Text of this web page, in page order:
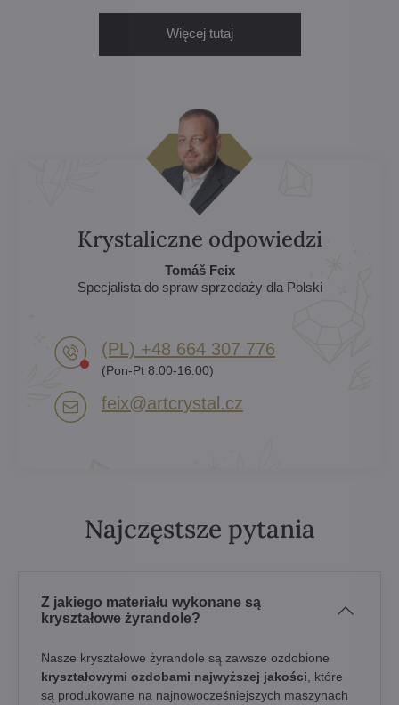
Więcej tutaj
Krystaliczne odpowiedzi
Tomáš Feix
Specjalista do spraw sprzedaży dla Polski
(PL) +48 664 307 776
(Pon-Pt 8:00-16:00)
feix​@artcrystal​.cz
Najczęstsze pytania
Z jakiego materiału wykonane są
kryształowe żyrandole?
Nasze kryształowe żyrandole są zawsze ozdobione
kryształowymi ozdobami najwyższej jakości , które
są produkowane na najnowocześniejszych maszynach